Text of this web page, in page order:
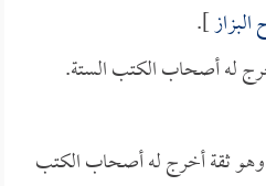
].
له أصحاب الكتب الستة.
ثقة أخرج له أصحاب الكتب